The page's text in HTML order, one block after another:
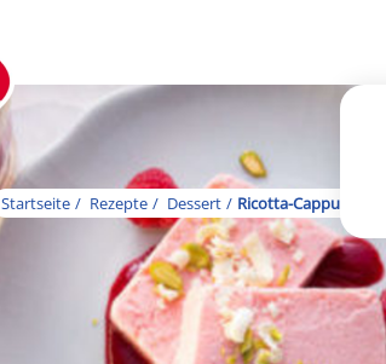
Startseite Rezepte Dessert Ricotta-Cappucino